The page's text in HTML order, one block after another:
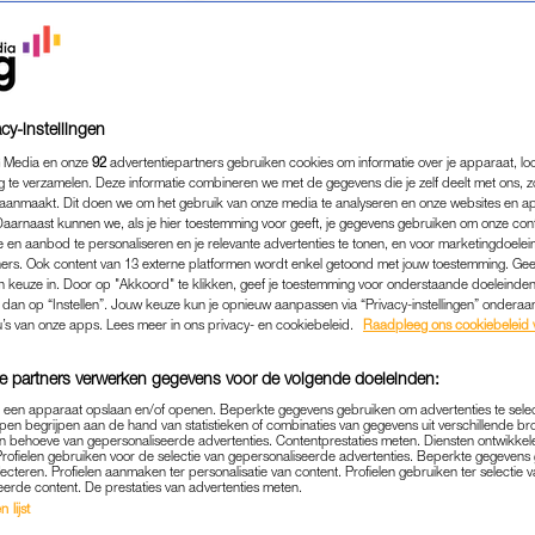
WELLEN OP IN DE
BEN GEWOON BANG
TE RAKEN, MAM''
COLUMN|SANDER DE HOSSON
31-05-2025 | SANDER DE HOSSON
longarts en zet zich tevens in voor ‘de best
zijn meest ontroerende en heftige verhalen.
instellingen
en onze 92 advertentiepartners gebruiken cookies om informatie over je apparaat,
te verzamelen. Deze informatie combineren we met de gegevens die je zelf deelt met ons,
Dit doen we om het gebruik van onze media te analyseren en onze websites en
kunnen we, als je hier toestemming voor geeft, je gegevens gebruiken om onze
en aanbod te personaliseren en je relevante advertenties te tonen, en voor
Ook content van 13 externe platformen wordt enkel getoond met jouw toestemming.
keuze in. Door op "Akkoord" te klikken, geef je toestemming voor onderstaande
op “Instellen”. Jouw keuze kun je opnieuw aanpassen via “Privacy-instellingen”
van onze apps. Lees meer in ons privacy- en cookiebeleid.
Raadpleeg ons cookiebeleid
partners verwerken gegevens voor de volgende doeleinden:
apparaat opslaan en/of openen. Beperkte gegevens gebruiken om advertenties te
begrijpen aan de hand van statistieken of combinaties van gegevens uit verschillende
behoeve van gepersonaliseerde advertenties. Contentprestaties meten. Diensten
gebruiken voor de selectie van gepersonaliseerde advertenties. Beperkte
Profielen aanmaken ter personalisatie van content. Profielen gebruiken ter selectie
content. De prestaties van advertenties meten.
lijst